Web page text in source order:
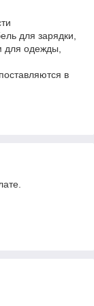
для зарядки,
одежды,
поставляются в